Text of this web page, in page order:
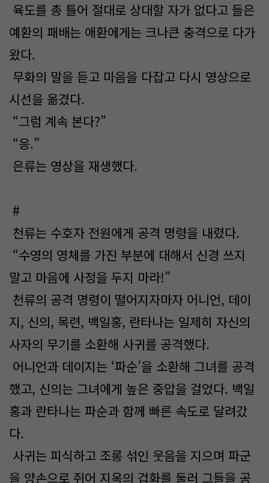
육도를 총 틀어 절대로 상대할 자가 없다고 들은
예환의 패배는 애환에게는 크나큰 충격으로 다가
왔다.
무화의 말을 듣고 마음을 다잡고 다시 영상으로
시선을 옮겼다.
“그럼 계속 본다?”
“응.”
은류는 영상을 재생했다.
#
천류는 수호자 전원에게 공격 명령을 내렸다.
“수영의 영체를 가진 부분에 대해서 신경 쓰지
말고 마음에 사정을 두지 마라!”
천류의 공격 명령이 떨어지자마자 어니언, 데이
지, 신의, 목련, 백일홍, 란타나는 일제히 자신의
사자의 무기를 소환해 사귀를 공격했다.
어니언과 데이지는 ‘파순’을 소환해 그녀를 공격
했고, 신의는 그녀에게 높은 중압을 걸었다. 백일
홍과 란타나는 파순과 함께 빠른 속도로 달려갔
다.
사귀는 피식하고 조롱 섞인 웃음을 지으며 파군
을 양손으로 쥐어 지옥의 겁화를 둘러 그들을 공